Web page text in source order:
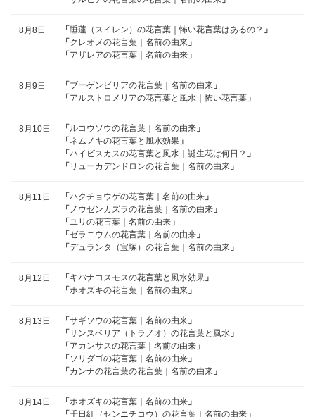
8月8日 「 睡蓮（スイレン）の花言葉｜怖い花言葉はあるの？ 」
「 クレオメの花言葉｜名前の由来 」
「 アザレアの花言葉｜名前の由来 」
8月9日 「 ブーゲンビリアの花言葉｜名前の由来 」
「 アルストロメリアの花言葉と風水｜怖い花言葉 」
8月10日 「 ルコウソウの花言葉｜名前の由来 」
「 ネムノキの花言葉と風水効果 」
「 ハイビスカスの花言葉と風水｜誕生花は何日？ 」
「 リューカデンドロンの花言葉｜名前の由来 」
8月11日 「 ハクチョウゲの花言葉｜名前の由来 」
「 ノウゼンカズラの花言葉｜名前の由来 」
「 ユリの花言葉｜名前の由来 」
「 ゼラニウムの花言葉｜名前の由来 」
「 デュランタ（宝塚）の花言葉｜名前の由来 」
8月12日 「 キバナコスモスの花言葉と風水効果 」
「 ホオズキの花言葉｜名前の由来 」
8月13日 「 サギソウの花言葉｜名前の由来 」
「 サンスベリア（トラノオ）の花言葉と風水 」
「 アカンサスの花言葉｜名前の由来 」
「 ソリダゴの花言葉｜名前の由来 」
「 カンナの花言葉の花言葉｜名前の由来 」
8月14日 「 ホオズキの花言葉｜名前の由来 」
「 千日紅（センニチコウ）の花言葉｜名前の由来 」